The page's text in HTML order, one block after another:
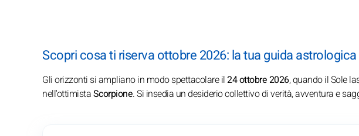
Scopri cosa ti riserva ottobre 2026: la tua guida astrologica
Gli orizzonti si ampliano in modo spettacolare il24 ottobre 2026, quando il Sole
nell'ottimistaScorpione. Si insedia un desiderio collettivo di verità, avventura e